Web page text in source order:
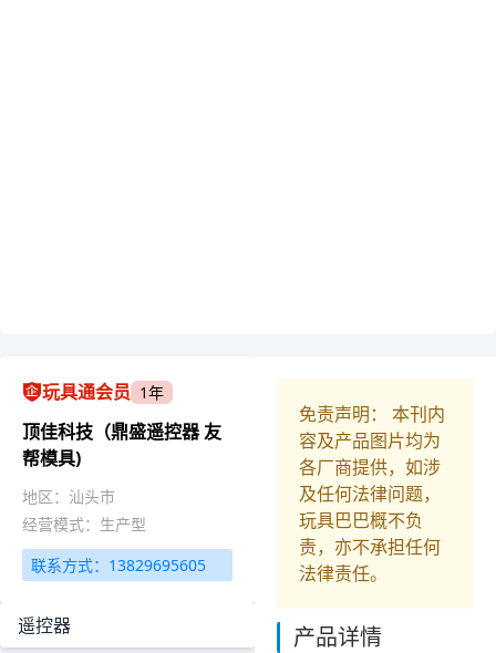
玩具通会员 1年
顶佳科技（鼎盛遥控器 友
帮模具)
地区：汕头市
经营模式：生产型
联系方式：13829695605
遥控器
免责声明： 本刊内
容及产品图片均为
各厂商提供，如涉
及任何法律问题，
玩具巴巴概不负
责，亦不承担任何
法律责任。
产品详情